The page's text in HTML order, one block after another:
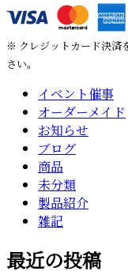
※ クレジットカード決済
さい。
イベント催事
オーダーメイド
お知らせ
ブログ
商品
未分類
製品紹介
雑記
最近の投稿